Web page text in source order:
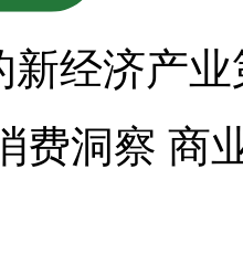
新经济产
费洞察 商